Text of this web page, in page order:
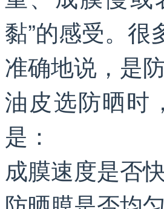
黏”的感受。
准确地说，是
油皮选防晒时
是：
成膜速度是否